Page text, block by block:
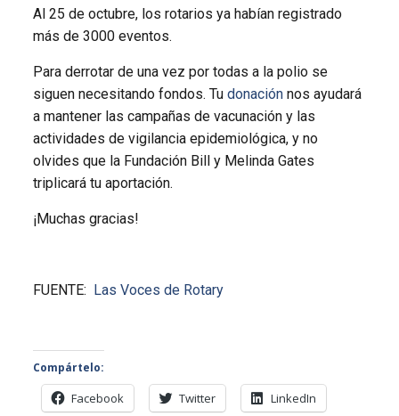
Al 25 de octubre, los rotarios ya habían registrado
más de 3000 eventos.
Para derrotar de una vez por todas a la polio se
siguen necesitando fondos. Tu donaciónnos ayudará
a mantener las campañas de vacunación y las
actividades de vigilancia epidemiológica, y no
olvides que la Fundación Bill y Melinda Gates
triplicará tu aportación.
¡Muchas gracias!
FUENTE: Las Voces de Rotary
Compártelo:
Facebook Twitter LinkedIn